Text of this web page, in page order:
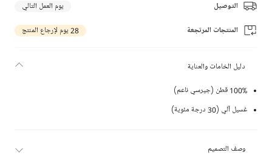
التوصيل يوم العمل التالي
المنتجات المرتجعة 28 يوم لإرجاع المنتج
دليل الخامات والعناية
100% قطن (جيرسي ناعم)
غسيل آلي (30 درجة مئوية)
وصف التصميم